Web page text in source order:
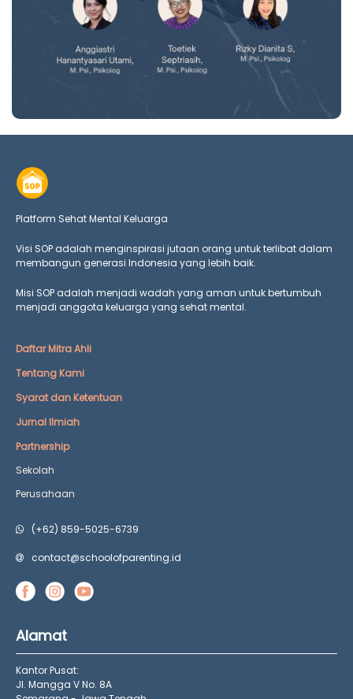
Platform Sehat Mental Keluarga
Visi SOP adalah menginspirasi jutaan orang untuk terlibat dalam
membangun generasi Indonesia yang lebih baik.
Misi SOP adalah menjadi wadah yang aman untuk bertumbuh
menjadi anggota keluarga yang sehat mental.
Daftar Mitra Ahli
Tentang Kami
Syarat dan Ketentuan
Jurnal Ilmiah
Partnership
Sekolah
Perusahaan
(+62) 859-5025-6739
contact@schoolofparenting.id
Alamat
Kantor Pusat:
Jl. Mangga V No. 8A